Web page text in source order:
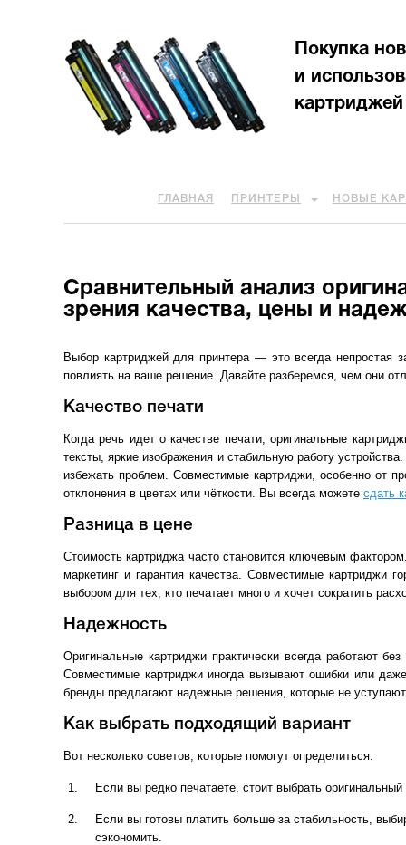
Покупка
и
картриджей
ГЛАВНАЯ ПРИНТЕРЫ НОВЫЕ
Сравнительный анализ
зрения качества, цены и
Выбор картриджей для принтера — это всегда
повлиять на ваше решение. Давайте разберемся, чем они
Качество печати
Когда речь идет о качестве печати, оригинальные
тексты, яркие изображения и стабильную работу
избежать проблем. Совместимые картриджи, особенно от
отклонения в цветах или чёткости. Вы всегда можете сдать
Разница в цене
Стоимость картриджа часто становится ключевым
маркетинг и гарантия качества. Совместимые
выбором для тех, кто печатает много и хочет сократить
Надежность
Оригинальные картриджи практически всегда работают
Совместимые картриджи иногда вызывают ошибки или
бренды предлагают надежные решения, которые не
Как выбрать подходящий вариант
Вот несколько советов, которые помогут определиться:
Если вы редко печатаете, стоит выбрать
Если вы готовы платить больше за стабильность,
сэкономить.